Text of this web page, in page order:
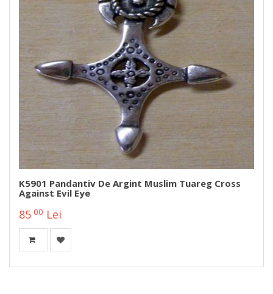
K5901 Pandantiv De Argint Muslim Tuareg Cross
Against Evil Eye
85 00 Lei